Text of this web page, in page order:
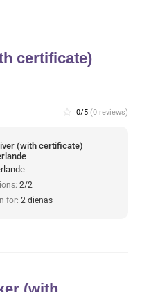
certificate)
star_border 0/5 (0 reviews)
(with certificate)
2/2
for: 2 dienas